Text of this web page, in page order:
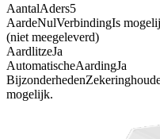
AantalAders5
AardeNulVerbindingIs
(niet meegeleverd)
AardlitzeJa
AutomatischeAardingJa
Bijzonderheden
mogelijk.